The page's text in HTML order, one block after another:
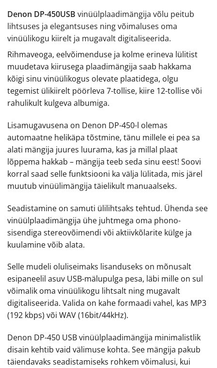
Denon DP-450USB vinüülplaadimängija võlu peitub
lihtsuses ja elegantsuses ning võimaluses oma
vinüülikogu kiirelt ja mugavalt digitaliseerida.
Rihmaveoga, eelvõimenduse ja kolme erineva lülitist
muudetava kiirusega plaadimängija saab hakkama
kõigi sinu vinüülikogus olevate plaatidega, olgu
tegemist ülikiirelt pöörleva 7-tollise, kiire 12-tollise või
rahulikult kulgeva albumiga.
Lisamugavusena on Denon DP-450-l olemas
automaatne helikäpa tõstmine, tänu millele ei pea sa
alati mängija juures luurama, kas ja millal plaat
lõppema hakkab – mängija teeb seda sinu eest! Soovi
korral saad selle funktsiooni ka välja lülitada, mis järel
muutub vinüülimängija täielikult manuaalseks.
Seadistamine on samuti ülilihtsaks tehtud. Ühenda see
vinüülplaadimängija ühe juhtmega oma phono-
sisendiga stereovõimendi või aktiivkõlarite külge ja
kuulamine võib alata.
Selle mudeli oluliseimaks lisanduseks on mõnusalt
esipaneelil asuv USB-mälupulga pesa, läbi mille on sul
võimalik oma vinüülikogu lihtsalt ning mugavalt
digitaliseerida. Valida on kahe formaadi vahel, kas MP3
(192 kbps) või WAV (16bit/44kHz).
Denon DP-450 USB vinüülplaadimängija minimalistlik
disain kehtib vaid välimuse kohta. See mängija pakub
täiendavaks seadistamiseks rohkem võimalusi, kui